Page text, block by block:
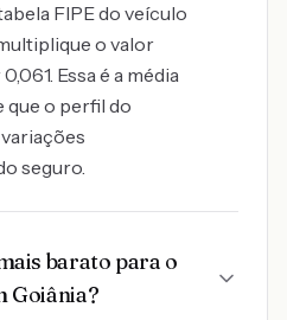
FIPE do veículo
o valor
Essa é a média
que o perfil do
seguro.
barato para o
Goiânia?